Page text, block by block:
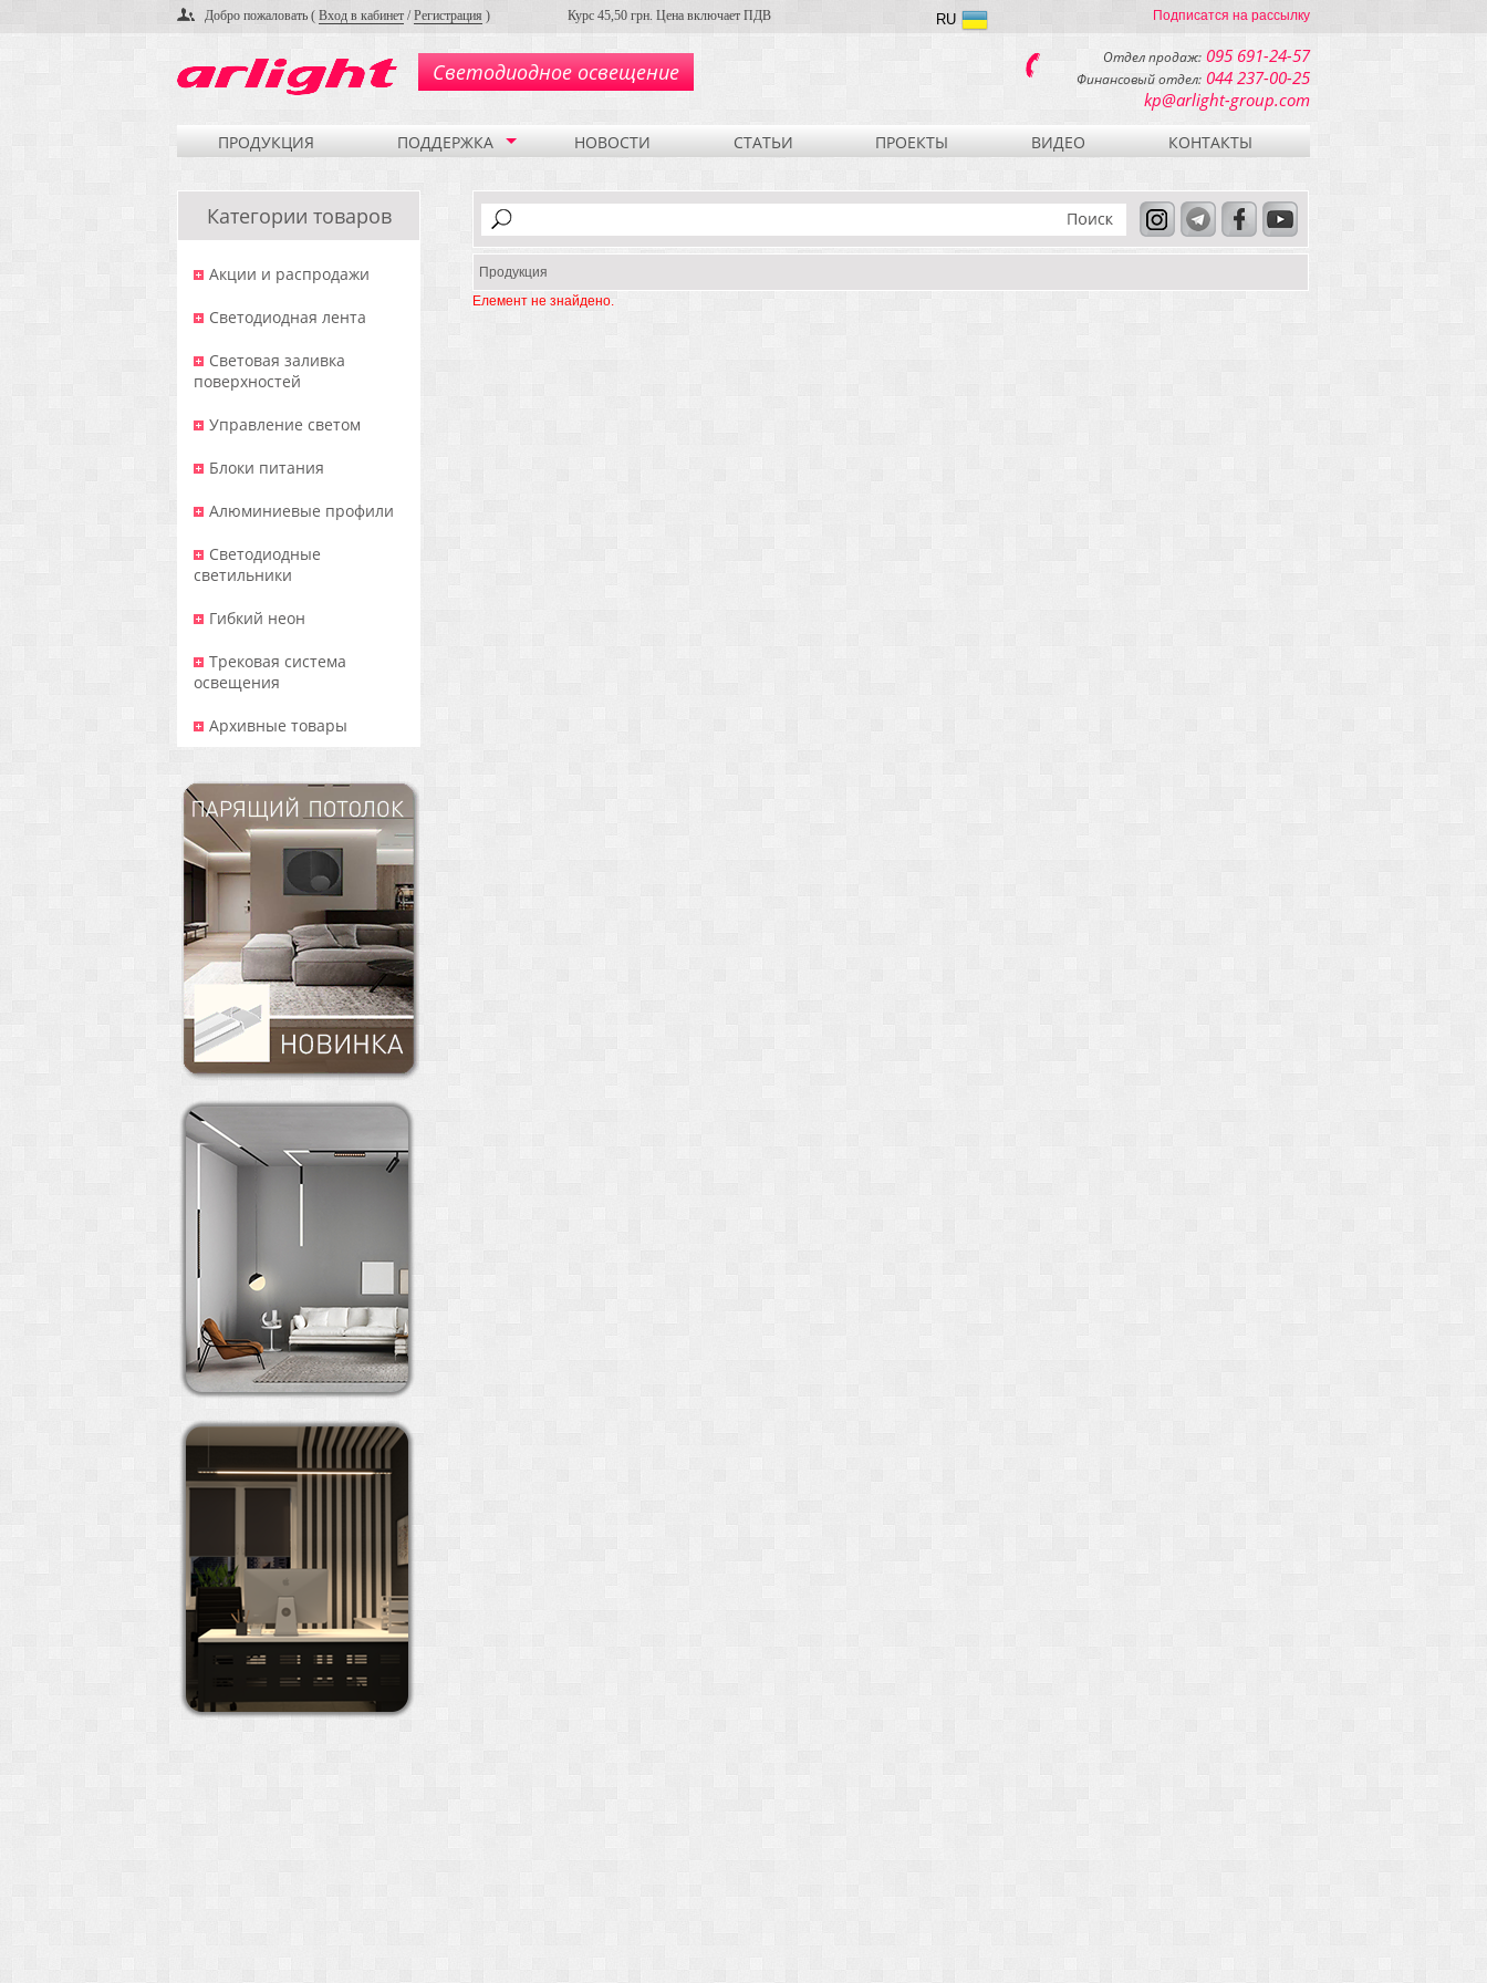
Добро пожаловать ( Вход в кабинет /Регистрация ) Курс 45,50 грн. Цена включает ПДВ Подписатся на рассылку
RU
Светодиодное освещение
Отдел продаж: 095 691-24-57
Финансовый отдел: 044 237-00-25
kp@arlight-group.com
ПРОДУКЦИЯ ПОДДЕРЖКА НОВОСТИ СТАТЬИ ПРОЕКТЫ ВИДЕО КОНТАКТЫ
Категории товаров
Акции и распродажи
Светодиодная лента
Световая заливка
поверхностей
Управление светом
Блоки питания
Алюминиевые профили
Светодиодные
светильники
Гибкий неон
Трековая система
освещения
Архивные товары
Продукция
Елемент не знайдено.